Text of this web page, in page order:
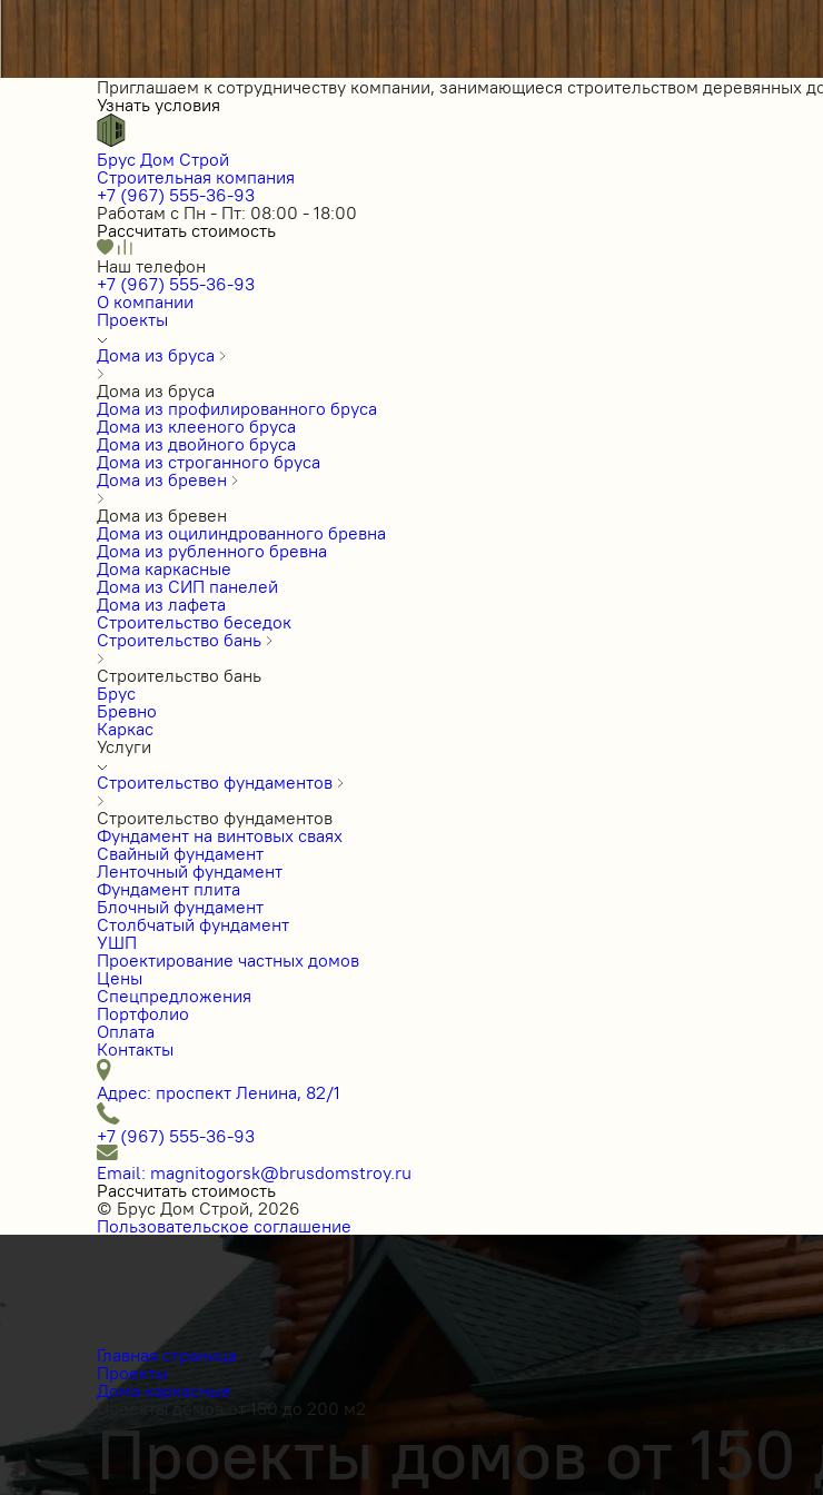
Приглашаем к сотрудничеству компании, занимающиеся строительством деревянных
Узнать условия
Брус Дом Строй
Строительная компания
+7 (967) 555-36-93
Работам с Пн - Пт: 08:00 - 18:00
Рассчитать стоимость
Наш телефон
+7 (967) 555-36-93
О компании
Проекты
Дома из бруса
Дома из бруса
Дома из профилированного бруса
Дома из клееного бруса
Дома из двойного бруса
Дома из строганного бруса
Дома из бревен
Дома из бревен
Дома из оцилиндрованного бревна
Дома из рубленного бревна
Дома каркасные
Дома из СИП панелей
Дома из лафета
Строительство беседок
Строительство бань
Строительство бань
Брус
Бревно
Каркас
Услуги
Строительство фундаментов
Строительство фундаментов
Фундамент на винтовых сваях
Свайный фундамент
Ленточный фундамент
Фундамент плита
Блочный фундамент
Столбчатый фундамент
УШП
Проектирование частных домов
Цены
Спецпредложения
Портфолио
Оплата
Контакты
Адрес: проспект Ленина, 82/1
+7 (967) 555-36-93
Email: magnitogorsk@brusdomstroy.ru
Рассчитать стоимость
© Брус Дом Строй, 2026
Пользовательское соглашение
Главная страница
Проекты
Дома каркасные
Проекты домов от 150 до 200 м2
Проекты домов от